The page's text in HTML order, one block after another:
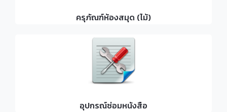
ครุภัณฑ์ห้องสมุด (ไม้)
อุปกรณ์ซ่อมหนังสือ